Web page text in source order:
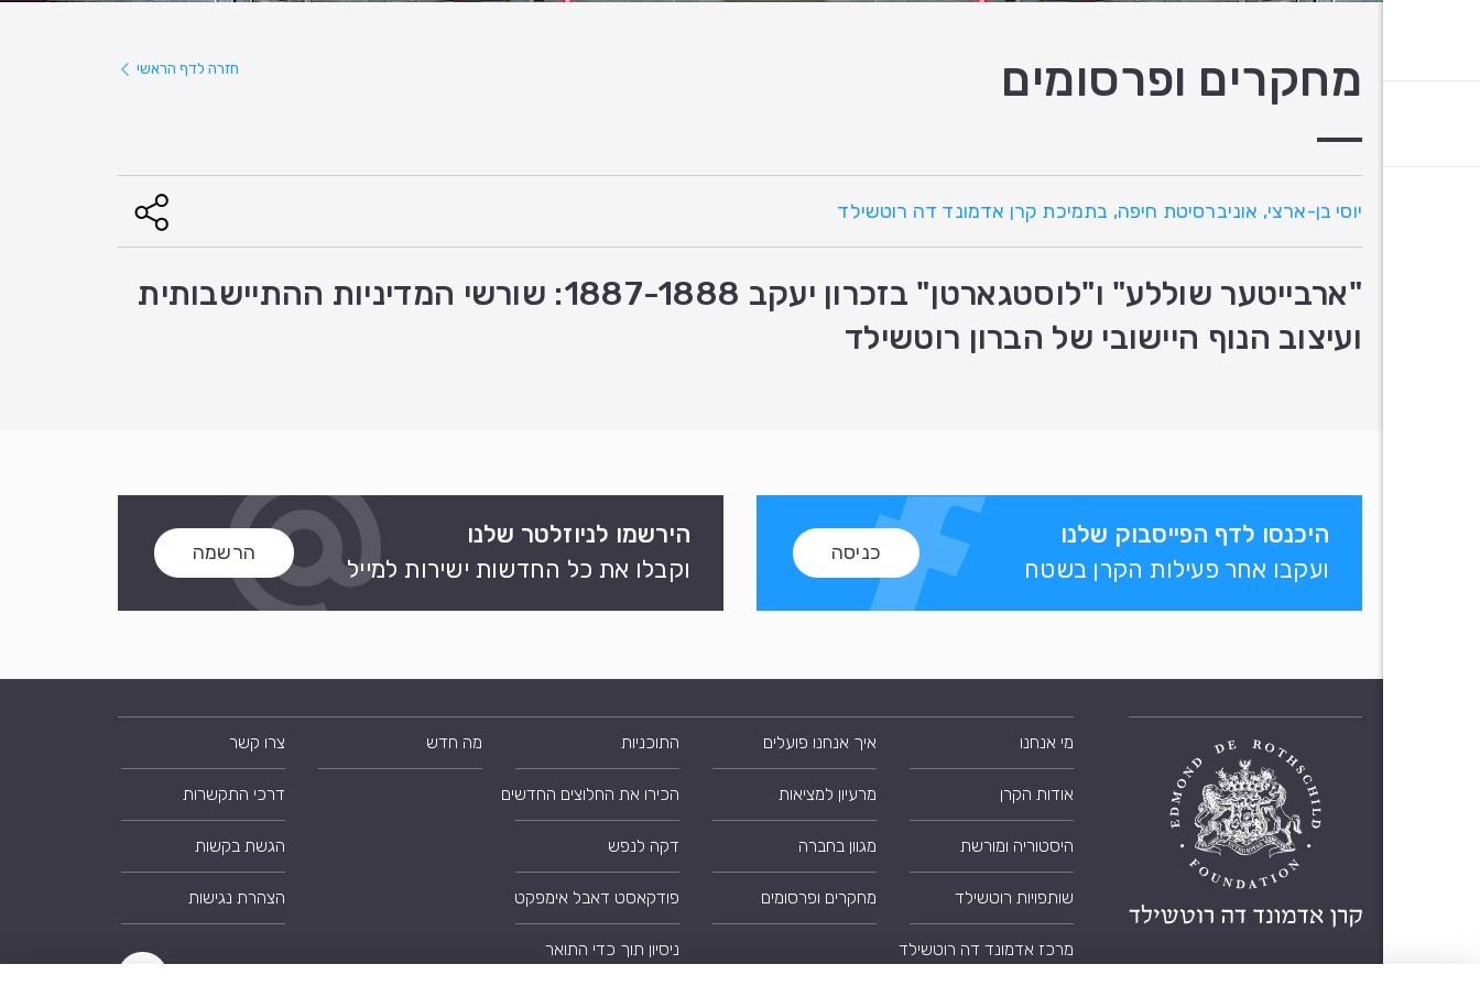
חזרה לדף הראשי מחקרים ופרסומים
יוסי בן-ארצי, אוניברסיטת חיפה, בתמיכת קרן אדמונד דה רוטשילד
"ארבייטער שוללע" ו"לוסטגארטן" בזכרון יעקב 1887-1888: שורשי המדיניות ההתיישבותית
ועיצוב הנוף היישובי של הברון רוטשילד
היכנסו לדף הפייסבוק שלנו
ועקבו אחר פעילות הקרן בשטח
כניסה
הירשמו לניוזלטר שלנו
וקבלו את כל החדשות ישירות למייל
הרשמה
מי אנחנו
אודות הקרן
היסטוריה ומורשת
שותפויות רוטשילד
מרכז אדמונד דה רוטשילד
איך אנחנו פועלים
מרעיון למציאות
מגוון בחברה
מחקרים ופרסומים
התוכניות
הכירו את החלוצים החדשים
דקה לנפש
פודקאסט דאבל אימפקט
ניסיון תוך כדי התואר
מה חדש צרו קשר
דרכי התקשרות
הגשת בקשות
הצהרת נגישות